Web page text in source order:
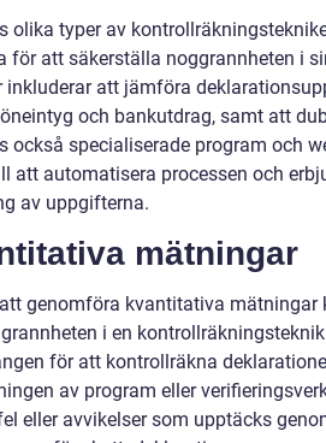
olika typer av
för att säkerställa noggrannheten i
inkluderar att jämföra
och bankutdrag, samt att
också specialiserade program och
att automatisera processen och
av uppgifterna.
mätningar
genomföra kvantitativa
i en
för att kontrollräkna
av program eller
eller avvikelser som upptäcks